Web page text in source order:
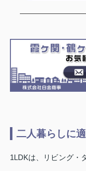
二人暮らしに
1LDKは、リビング・